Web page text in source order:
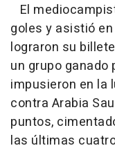
El
goles y asistió
lograron su
un grupo ganado
impusieron en la
contra Arabia
puntos,
las últimas